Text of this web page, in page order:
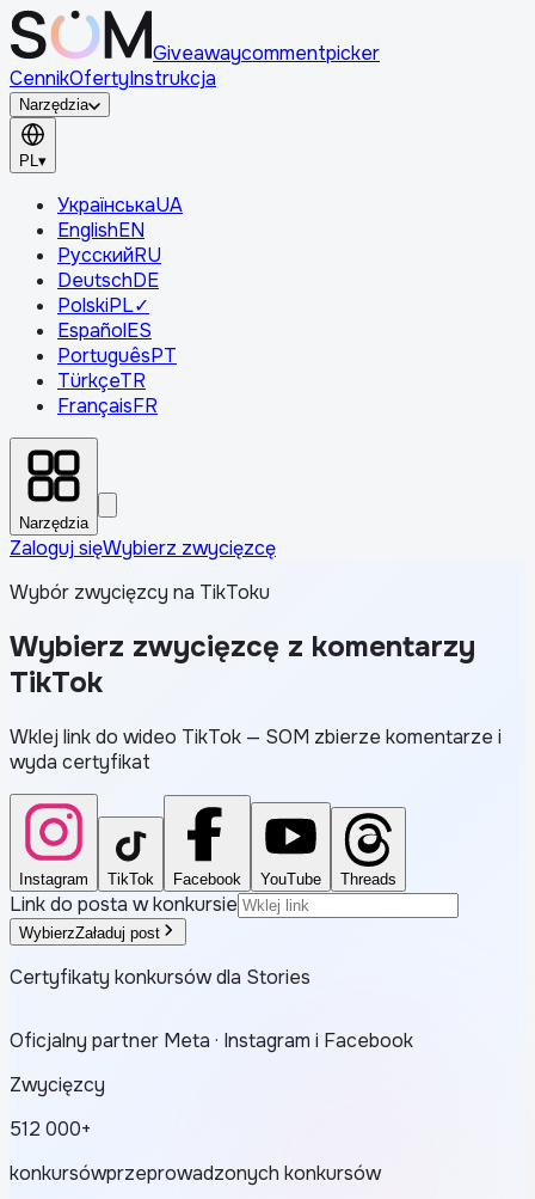
Giveawaycommentpicker
CennikOfertyInstrukcja
Narzędzia
PL▾
УкраїнськаUA
EnglishEN
РусскийRU
DeutschDE
PolskiPL✓
EspañolES
PortuguêsPT
TürkçeTR
FrançaisFR
Narzędzia
Zaloguj sięWybierz zwycięzcę
Wybór zwycięzcy na TikToku
Wybierz zwycięzcę z komentarzy
TikTok
Wklej link do wideo TikTok — SOM zbierze komentarze i
wyda certyfikat
Instagram TikTok Facebook YouTube Threads
Link do posta w konkursie
WybierzZaładuj post
Certyfikaty konkursów dla Stories
Oficjalny partner Meta · Instagram i Facebook
Zwycięzcy
512 000+
konkursówprzeprowadzonych konkursów